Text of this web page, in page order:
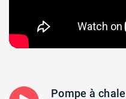
Pompe à